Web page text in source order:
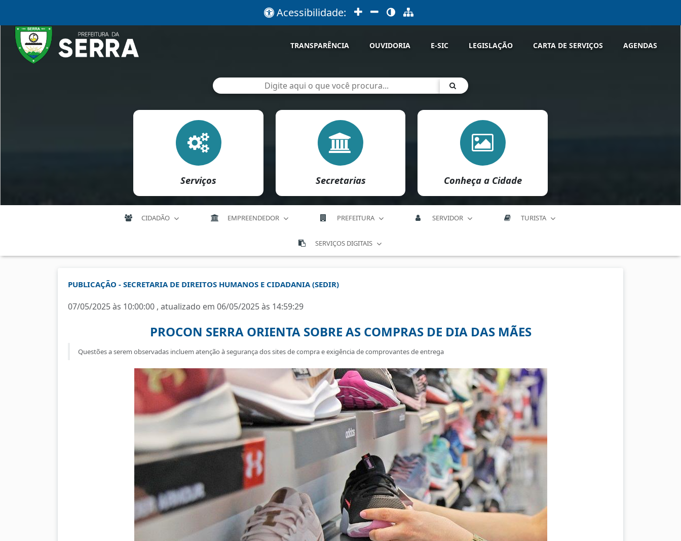
Acessibilidade:
TRANSPARÊNCIA OUVIDORIA E-SIC LEGISLAÇÃO CARTA DE SERVIÇOS AGENDAS
Serviços Secretarias Conheça a Cidade
CIDADÃO EMPREENDEDOR PREFEITURA SERVIDOR TURISTA
SERVIÇOS DIGITAIS
PUBLICAÇÃO - SECRETARIA DE DIREITOS HUMANOS E CIDADANIA (SEDIR)
07/05/2025 às 10:00:00 , atualizado em 06/05/2025 às 14:59:29
PROCON SERRA ORIENTA SOBRE AS COMPRAS DE DIA DAS MÃES
Questões a serem observadas incluem atenção à segurança dos sites de compra e exigência de comprovantes de entrega